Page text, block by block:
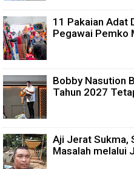
11 Pakaian Adat
Pegawai Pemko
Bobby Nasution
Tahun 2027
Aji Jerat Sukma,
Masalah melalui